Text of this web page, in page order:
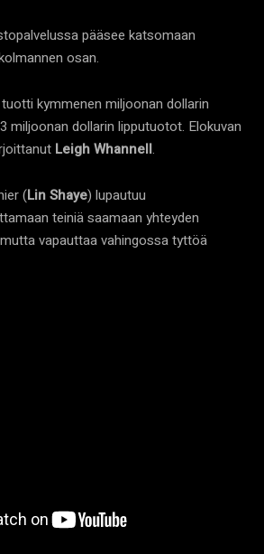
pääsee katsomaan
osan.
kymmenen miljoonan dollarin
miljoonan dollarin lipputuotot. Elokuvan
Leigh Whannell.
(Lin Shaye) lupautuu
teiniä saamaan yhteyden
vapauttaa vahingossa tyttöä